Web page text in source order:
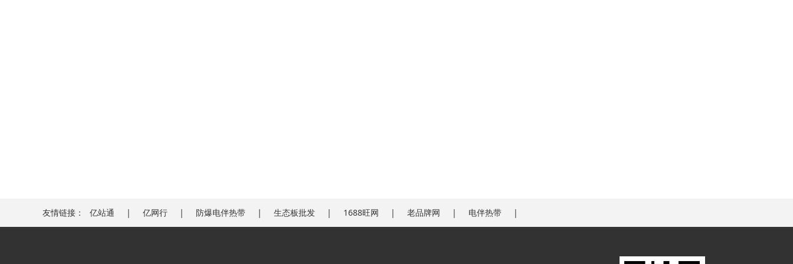
友情链接： 亿站通 亿网行 防爆电伴热带 生态板批发 1688旺网 老品牌网 电伴热带